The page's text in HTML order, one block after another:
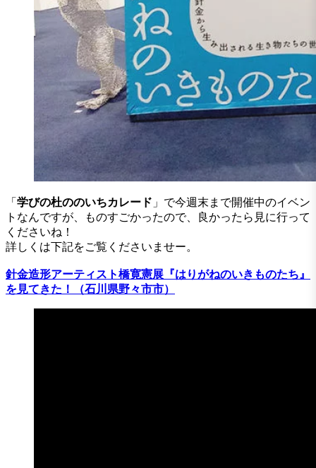
「 学びの杜ののいちカレード 」で今週末まで開催中のイベン
トなんですが、ものすごかったので、良かったら見に行って
くださいね！
詳しくは下記をご覧くださいませー。
針金造形アーティスト橋寛憲展『はりがねのいきものたち』
を見てきた！（石川県野々市市）